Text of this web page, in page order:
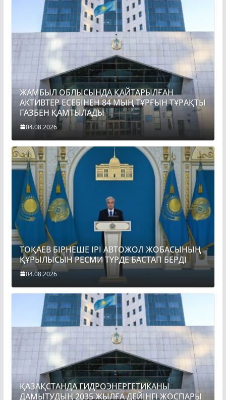
ЖАМБЫЛ ОБЛЫСЫНДА ҚАЙТАРЫЛҒАН
АКТИВТЕР ЕСЕБІНЕН 84 МЫҢ ТҰРҒЫН ТҰРАҚТЫ
ГАЗБЕН ҚАМТЫЛАДЫ
04.08.2026
ТОҚАЕВ БІРНЕШЕ ІРІ АВТОЖОЛ ЖОБАСЫНЫҢ
ҚҰРЫЛЫСЫН РЕСМИ ТҮРДЕ БАСТАП БЕРДІ
04.08.2026
ҚАЗАҚСТАНДА ГИДРОЭНЕРГЕТИКАНЫ